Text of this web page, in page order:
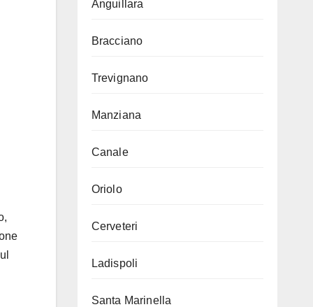
Anguillara
Bracciano
Trevignano
Manziana
Canale
Oriolo
Cerveteri
Ladispoli
Santa Marinella